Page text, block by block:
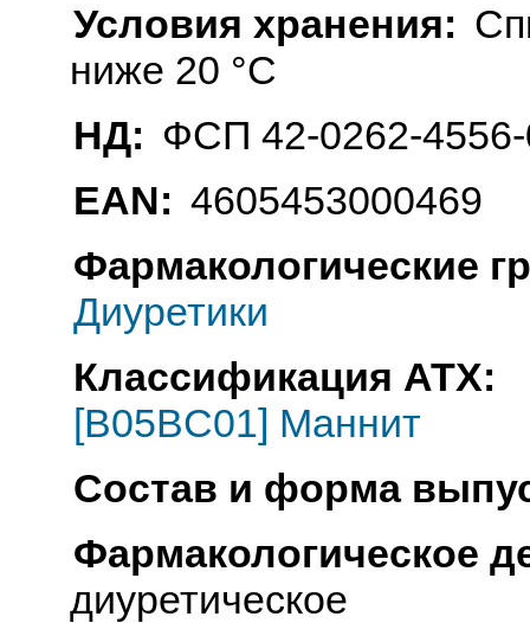
Условия хранения:
ниже 20 °C
НД: ФСП 42-0262-
EAN: 4605453000469
Фармакологические
Диуретики
Классификация АТХ:
[B05BC01] Маннит
Состав и форма
Фармакологическое
диуретическое